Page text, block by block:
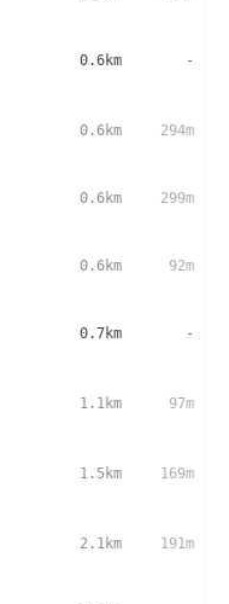
0.6km -
0.6km 294m
0.6km 299m
0.6km 92m
0.7km -
1.1km 97m
1.5km 169m
2.1km 191m